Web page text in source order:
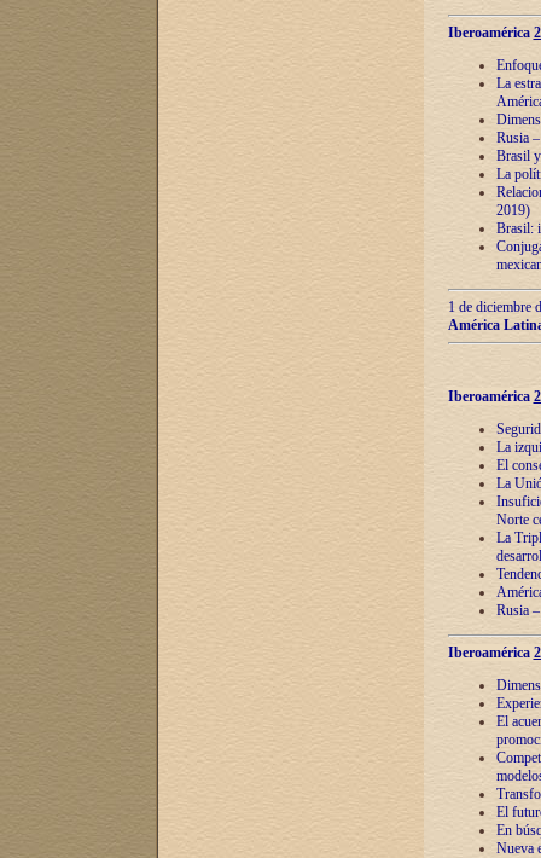
Iberoamérica
La
Rusia
Brasil
La
2019)
Brasil:
1 de diciembre
América
Iberoamérica
La
El
La
Norte
La
Rusia
Iberoamérica
El
El
En
Nueva